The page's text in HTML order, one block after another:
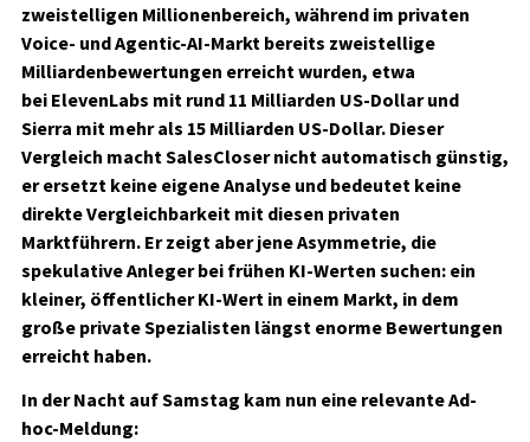
zweistelligen Millionenbereich, während im privaten
Voice- und Agentic-AI-Markt bereits zweistellige
Milliardenbewertungen erreicht wurden, etwa
bei ElevenLabs mit rund 11 Milliarden US-Dollar und
Sierra mit mehr als 15 Milliarden US-Dollar. Dieser
Vergleich macht SalesCloser nicht automatisch günstig,
er ersetzt keine eigene Analyse und bedeutet keine
direkte Vergleichbarkeit mit diesen privaten
Marktführern. Er zeigt aber jene Asymmetrie, die
spekulative Anleger bei frühen KI-Werten suchen: ein
kleiner, öffentlicher KI-Wert in einem Markt, in dem
große private Spezialisten längst enorme Bewertungen
erreicht haben.
In der Nacht auf Samstag kam nun eine relevante Ad-
hoc-Meldung: